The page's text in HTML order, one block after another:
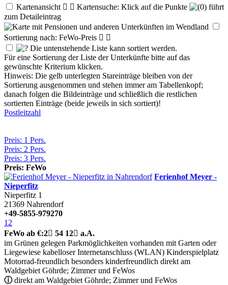
Kartenansicht   Kartensuche: Klick auf die Punkte
führt
zum Detaileintrag
Sortierung nach: FeWo-Preis  
Die untenstehende Liste kann sortiert werden.
Für eine Sortierung der Liste der Unterkünfte bitte auf das
gewünschte Kriterium klicken.
Hinweis: Die gelb unterlegten Stareinträge bleiben von der
Sortierung ausgenommen und stehen immer am Tabellenkopf;
danach folgen die Bildeinträge und schließlich die restlichen
sortierten Einträge (beide jeweils in sich sortiert)!
Postleitzahl
Preis: 1 Pers.
Preis: 2 Pers.
Preis: 3 Pers.
Preis: FeWo
Ferienhof Meyer -
Nieperfitz
Nieperfitz 1
21369 Nahrendorf
+49-5855-979270
12
FeWo ab €:2 54 12 a.A.
im Grünen gelegen Parkmöglichkeiten vorhanden mit Garten oder
Liegewiese kabelloser Internetanschluss (WLAN) Kinderspielplatz
Motorrad-freundlich besonders kinderfreundlich direkt am
Waldgebiet Göhrde; Zimmer und FeWos
ⓘdirekt am Waldgebiet Göhrde; Zimmer und FeWos